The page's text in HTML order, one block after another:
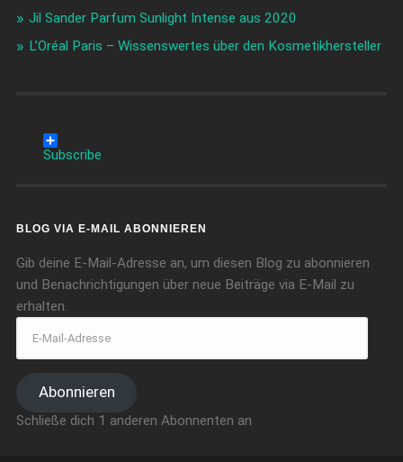
Jil Sander Parfum Sunlight Intense aus 2020
L’Oréal Paris – Wissenswertes über den Kosmetikhersteller
Subscribe
BLOG VIA E-MAIL ABONNIEREN
Gib deine E-Mail-Adresse an, um diesen Blog zu abonnieren
und Benachrichtigungen über neue Beiträge via E-Mail zu
erhalten.
Abonnieren
Schließe dich 1 anderen Abonnenten an